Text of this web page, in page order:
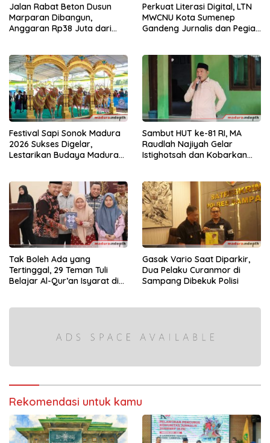
Jalan Rabat Beton Dusun
Marparan Dibangun,
Anggaran Rp38 Juta dari
Perkuat Literasi Digital, LTN
MWCNU Kota Sumenep
Gandeng Jurnalis dan Pegiat
Festival Sapi Sonok Madura
2026 Sukses Digelar,
Lestarikan Budaya Madura
Sambut HUT ke-81 RI, MA
Raudlah Najiyah Gelar
Istighotsah dan Kobarkan
Tak Boleh Ada yang
Tertinggal, 29 Teman Tuli
Belajar Al-Qur’an Isyarat di
Gasak Vario Saat Diparkir,
Dua Pelaku Curanmor di
Sampang Dibekuk Polisi
Rekomendasi untuk kamu